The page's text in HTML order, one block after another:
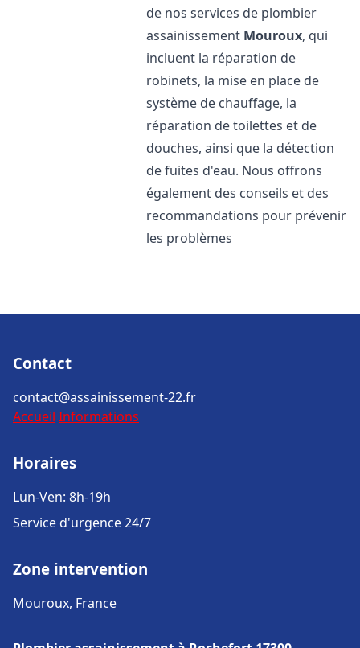
de nos services de plombier
assainissement Mouroux, qui
incluent la réparation de
robinets, la mise en place de
système de chauffage, la
réparation de toilettes et de
douches, ainsi que la détection
de fuites d'eau. Nous offrons
également des conseils et des
recommandations pour prévenir
les problèmes
Contact
contact@assainissement-22.fr
Accueil Informations
Horaires
Lun-Ven: 8h-19h
Service d'urgence 24/7
Zone intervention
Mouroux, France